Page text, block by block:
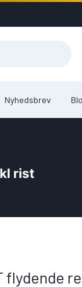
Nyhedsbrev
rist
flydende